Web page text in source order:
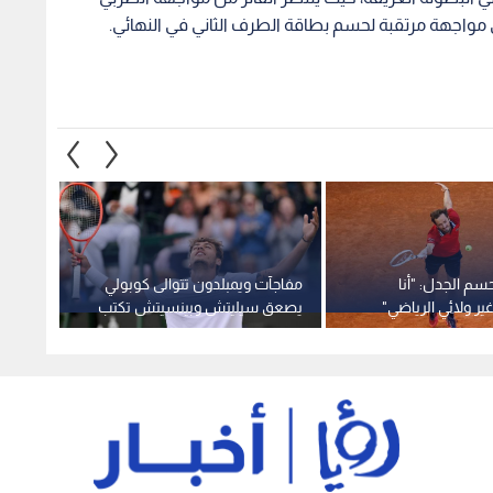
مرتقبة لحسم بطاقة الطرف الثاني في النهائي.
مفاجآت ويمبلدون تتوالى كوبولي
يصعق سيليتش وبينسيتش تكتب
التاريخ بإسم سويسرا
الجدل: "أنا
ولائي الرياضي"